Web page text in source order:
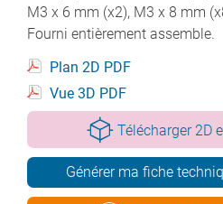
M3 x 6 mm (x2), M3 x 8 mm
Fourni entièrement assemble.
Plan 2D PDF
Vue 3D PDF
Télécharger 2D
Générer ma fiche